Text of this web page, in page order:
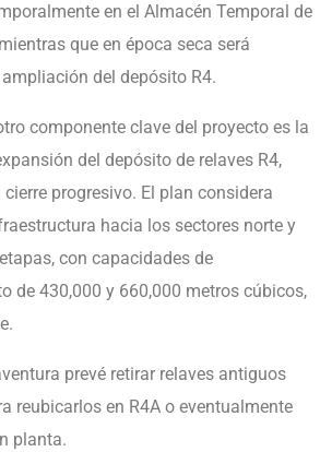
en el Almacén Temporal de
que en época seca será
del depósito R4.
componente clave del proyecto es la
del depósito de relaves R4,
progresivo. El plan considera
hacia los sectores norte y
con capacidades de
de 430,000 y 660,000 metros cúbicos,
prevé retirar relaves antiguos
reubicarlos en R4A o eventualmente
planta.